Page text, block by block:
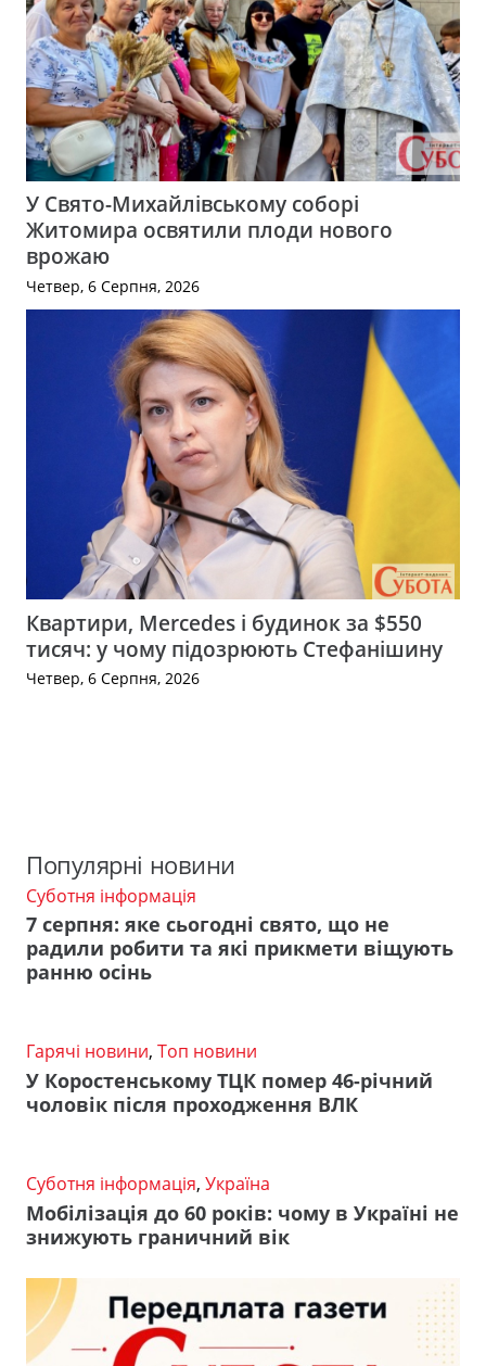
У Свято-Михайлівському соборі
Житомира освятили плоди нового
врожаю
Четвер, 6 Серпня, 2026
Квартири, Mercedes і будинок за $550
тисяч: у чому підозрюють Стефанішину
Четвер, 6 Серпня, 2026
Популярні новини
Суботня інформація
7 серпня: яке сьогодні свято, що не
радили робити та які прикмети віщують
ранню осінь
Гарячі новини, Топ новини
У Коростенському ТЦК помер 46-річний
чоловік після проходження ВЛК
Суботня інформація, Україна
Мобілізація до 60 років: чому в Україні не
знижують граничний вік